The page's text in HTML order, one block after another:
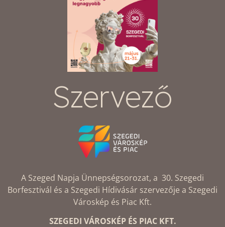
Szervező
A Szeged Napja Ünnepségsorozat, a 30. Szegedi
Borfesztivál és a Szegedi Hídivásár szervezője a Szegedi
Városkép és Piac Kft.
SZEGEDI VÁROSKÉP ÉS PIAC KFT.